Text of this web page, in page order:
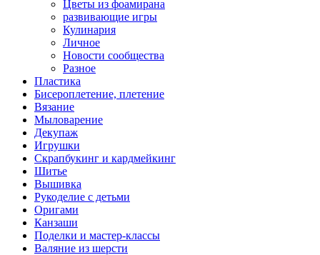
Цветы из фоамирана
развивающие игры
Кулинария
Личное
Новости сообщества
Разное
Пластика
Бисероплетение, плетение
Вязание
Мыловарение
Декупаж
Игрушки
Скрапбукинг и кардмейкинг
Шитье
Вышивка
Рукоделие с детьми
Оригами
Канзаши
Поделки и мастер-классы
Валяние из шерсти